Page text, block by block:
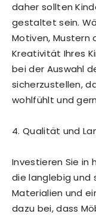
daher sollten
gestaltet sein.
Motiven, Mustern
Kreativität Ihres
bei der Auswahl
sicherzustellen,
wohlfühlt und
4. Qualität und
Investieren Sie in
die langlebig und
Materialien und
dazu bei, dass